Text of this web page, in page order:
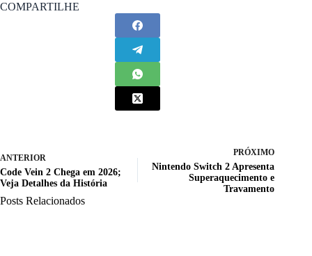
COMPARTILHE
ANTERIOR
Code Vein 2 Chega em 2026;
Veja Detalhes da História
PRÓXIMO
Nintendo Switch 2 Apresenta
Superaquecimento e
Travamento
Posts Relacionados